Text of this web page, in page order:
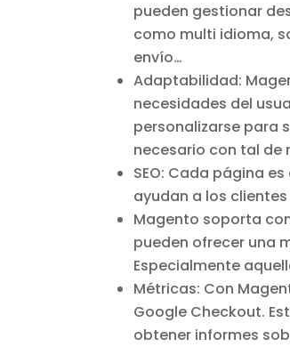
pueden gestionar
como multi idioma,
envío…
Adaptabilidad:
necesidades del
personalizarse para
necesario con tal de
SEO: Cada página
ayudan a los
Magento soporta
pueden ofrecer una
Especialmente
Métricas: Con
Google Checkout.
obtener informes